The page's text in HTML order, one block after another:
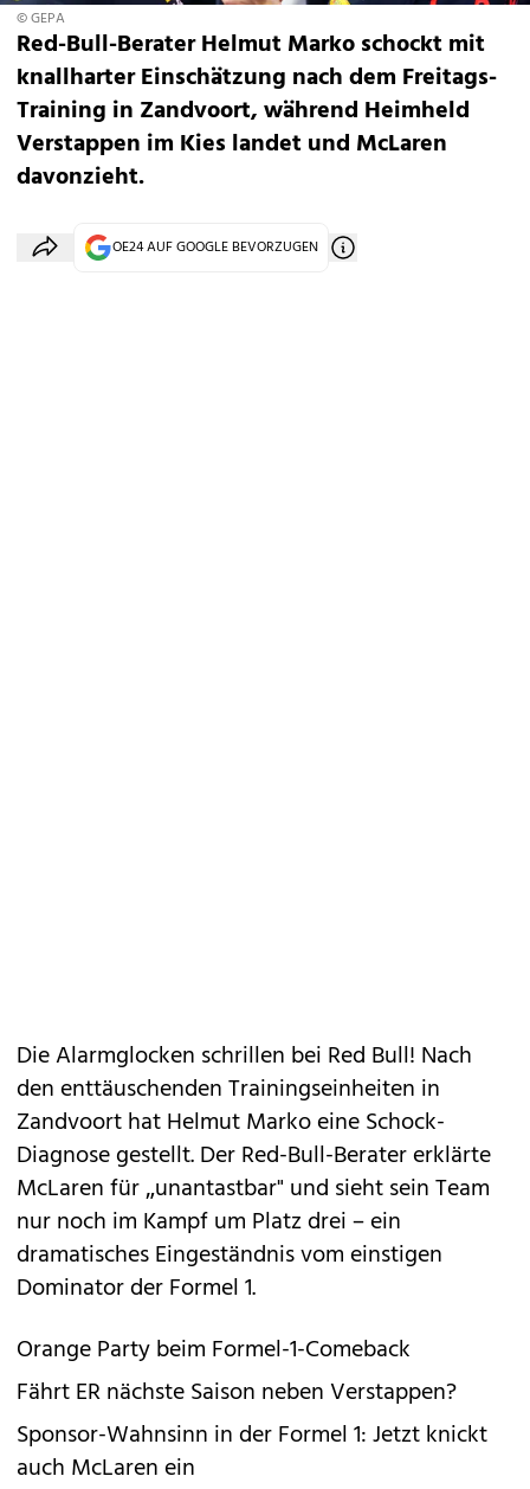
© GEPA
Red-Bull-Berater Helmut Marko schockt mit
knallharter Einschätzung nach dem Freitags-
Training in Zandvoort, während Heimheld
Verstappen im Kies landet und McLaren
davonzieht.
OE24 AUF GOOGLE BEVORZUGEN
Die Alarmglocken schrillen bei Red Bull! Nach
den enttäuschenden Trainingseinheiten in
Zandvoort hat Helmut Marko eine Schock-
Diagnose gestellt. Der Red-Bull-Berater erklärte
McLaren für „unantastbar" und sieht sein Team
nur noch im Kampf um Platz drei – ein
dramatisches Eingeständnis vom einstigen
Dominator der Formel 1.
Orange Party beim Formel-1-Comeback
Fährt ER nächste Saison neben Verstappen?
Sponsor-Wahnsinn in der Formel 1: Jetzt knickt
auch McLaren ein